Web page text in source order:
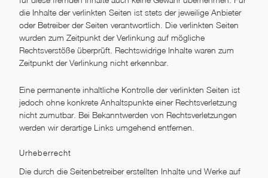
die Inhalte der verlinkten Seiten ist stets der jeweilige Anbieter
oder Betreiber der Seiten verantwortlich. Die verlinkten Seiten
wurden zum Zeitpunkt der Verlinkung auf mögliche
Rechtsverstöße überprüft. Rechtswidrige Inhalte waren zum
Zeitpunkt der Verlinkung nicht erkennbar.
Eine permanente inhaltliche Kontrolle der verlinkten Seiten ist
jedoch ohne konkrete Anhaltspunkte einer Rechtsverletzung
nicht zumutbar. Bei Bekanntwerden von Rechtsverletzungen
werden wir derartige Links umgehend entfernen.
Urheberrecht
Die durch die Seitenbetreiber erstellten Inhalte und Werke auf